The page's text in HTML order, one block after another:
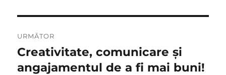
URMĂTOR
Articolul
următor:
Creativitate, comunicare şi
angajamentul de a fi mai buni!